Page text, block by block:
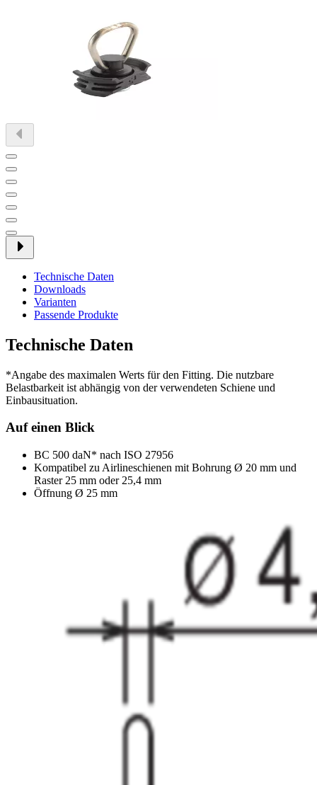
Technische Daten
Downloads
Varianten
Passende Produkte
Technische Daten
*Angabe des maximalen Werts für den Fitting. Die nutzbare
Belastbarkeit ist abhängig von der verwendeten Schiene und
Einbausituation.
Auf einen Blick
BC 500 daN* nach ISO 27956
Kompatibel zu Airlineschienen mit Bohrung Ø 20 mm und
Raster 25 mm oder 25,4 mm
Öffnung Ø 25 mm